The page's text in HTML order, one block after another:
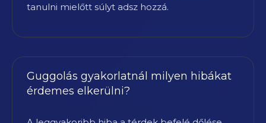
tanulni mielőtt súlyt adsz hozzá.
Guggolás gyakorlatnál milyen hibákat
érdemes elkerülni?